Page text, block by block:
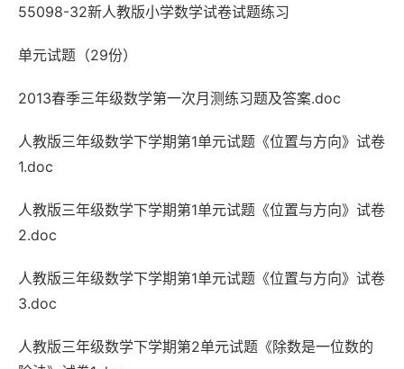
55098-32新人教版小学数学试卷试题练习
单元试题（29份）
2013春季三年级数学第一次月测练习题及答案.doc
人教版三年级数学下学期第1单元试题《位置与方向》试卷
1.doc
人教版三年级数学下学期第1单元试题《位置与方向》试卷
2.doc
人教版三年级数学下学期第1单元试题《位置与方向》试卷
3.doc
人教版三年级数学下学期第2单元试题《除数是一位数的